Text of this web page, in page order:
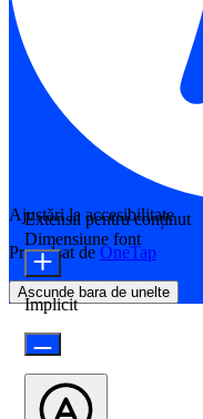
Ajustări la accesibilitate
Propulsat de OneTap
Ascunde bara de unelte
Extensii pentru conținut
Dimensiune font
Implicit